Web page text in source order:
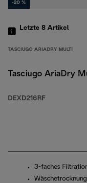
-20 %
Letzte 8 Artikel
TASCIUGO ARIADRY MULTI
Tasciugo AriaDry
DEXD216RF
3-faches